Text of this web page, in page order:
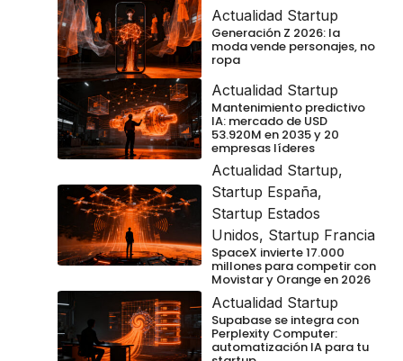
Actualidad Startup
Generación Z 2026: la
moda vende personajes, no
ropa
Actualidad Startup
Mantenimiento predictivo
IA: mercado de USD
53.920M en 2035 y 20
empresas líderes
Actualidad Startup,
Startup España,
Startup Estados
Unidos, Startup Francia
SpaceX invierte 17.000
millones para competir con
Movistar y Orange en 2026
Actualidad Startup
Supabase se integra con
Perplexity Computer:
automatización IA para tu